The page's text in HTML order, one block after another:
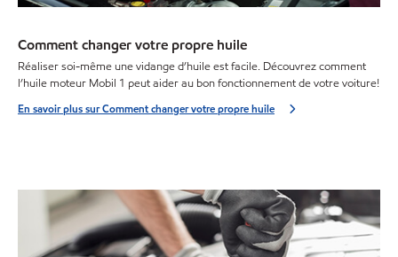
Comment changer votre propre huile
Réaliser soi-même une vidange d’huile est facile. Découvrez comment
l’huile moteur Mobil 1 peut aider au bon fonctionnement de votre voiture!
En savoir plus sur Comment changer votre propre huile